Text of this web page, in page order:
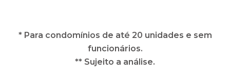
* Para condomínios de até 20 unidades e sem
funcionários.
** Sujeito a análise.